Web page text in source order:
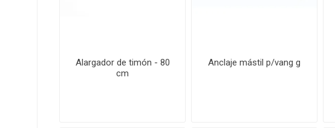
Alargador de timón - 80
cm
Anclaje mástil p/vang g